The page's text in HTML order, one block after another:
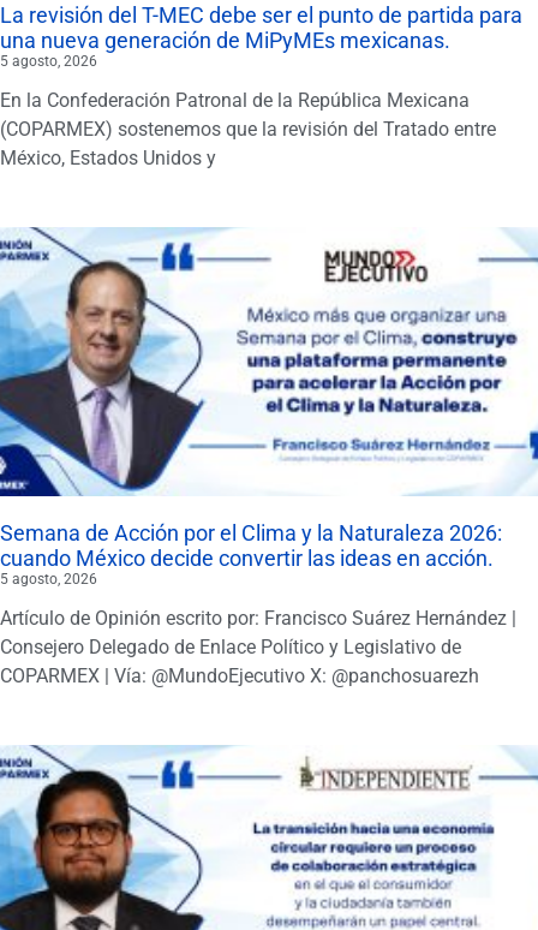
La revisión del T-MEC debe ser el punto de partida para
una nueva generación de MiPyMEs mexicanas.
5 agosto, 2026
En la Confederación Patronal de la República Mexicana
(COPARMEX) sostenemos que la revisión del Tratado entre
México, Estados Unidos y
Semana de Acción por el Clima y la Naturaleza 2026:
cuando México decide convertir las ideas en acción.
5 agosto, 2026
Artículo de Opinión escrito por: Francisco Suárez Hernández |
Consejero Delegado de Enlace Político y Legislativo de
COPARMEX | Vía: @MundoEjecutivo X: @panchosuarezh